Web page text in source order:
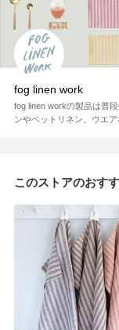
fog linen work
fog linen workの製品は普
ンやベットリネン、ウエア
このストアのおす